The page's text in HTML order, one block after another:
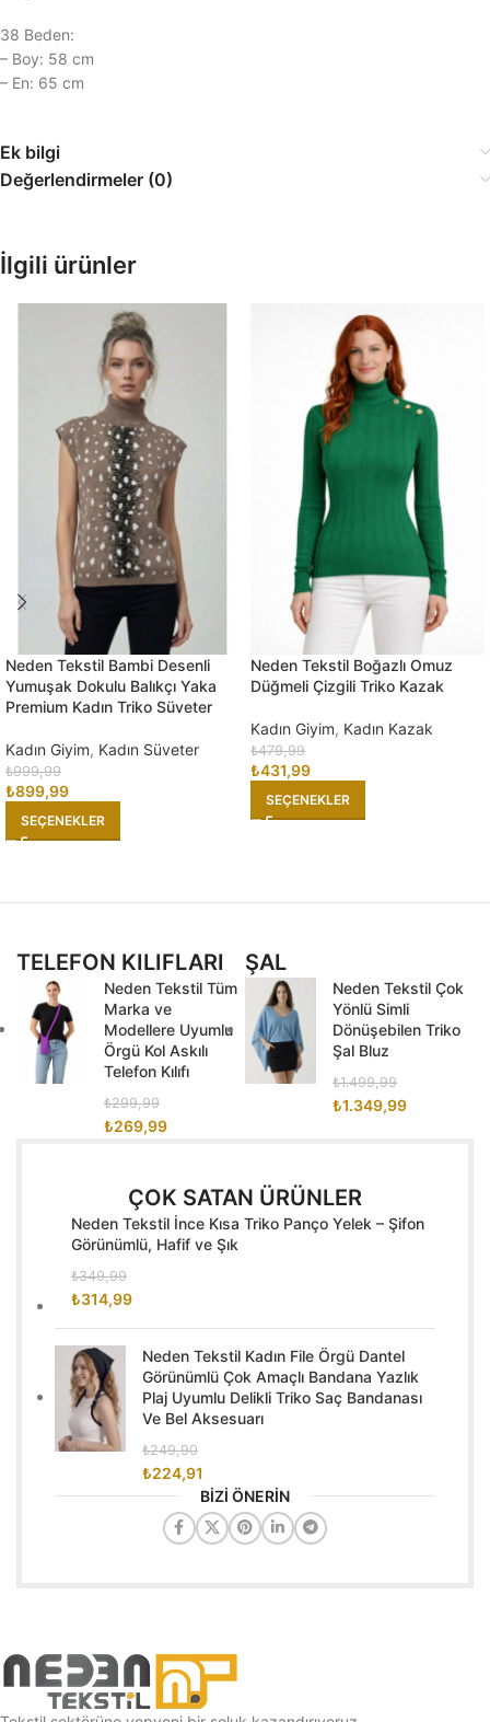
38 Beden:
– Boy: 58 cm
– En: 65 cm
Ek bilgi
Değerlendirmeler (0)
İlgili ürünler
Neden Tekstil Bambi Desenli
Yumuşak Dokulu Balıkçı Yaka
Premium Kadın Triko Süveter
Kadın Giyim, Kadın Süveter
₺999,99
₺899,99
SEÇENEKLER
Neden Tekstil Boğazlı Omuz
Düğmeli Çizgili Triko Kazak
Kadın Giyim, Kadın Kazak
₺479,99
₺431,99
SEÇENEKLER
TELEFON KILIFLARI
Neden Tekstil Tüm
Marka ve
Modellere Uyumlu
Örgü Kol Askılı
Telefon Kılıfı
₺299,99
₺269,99
ŞAL
Neden Tekstil Çok
Yönlü Simli
Dönüşebilen Triko
Şal Bluz
₺1.499,99
₺1.349,99
ÇOK SATAN ÜRÜNLER
Neden Tekstil İnce Kısa Triko Panço Yelek – Şifon
Görünümlü, Hafif ve Şık
₺349,99
₺314,99
Neden Tekstil Kadın File Örgü Dantel
Görünümlü Çok Amaçlı Bandana Yazlık
Plaj Uyumlu Delikli Triko Saç Bandanası
Ve Bel Aksesuarı
₺249,90
₺224,91
BİZİ ÖNERİN